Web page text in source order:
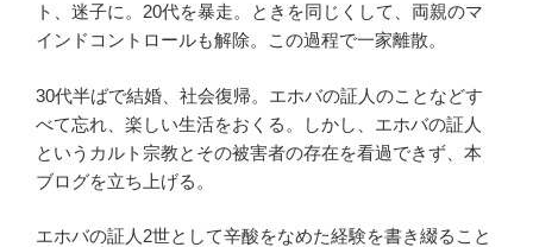
ト、迷子に。20代を暴走。ときを同じくして、両親のマ
インドコントロールも解除。この過程で一家離散。
30代半ばで結婚、社会復帰。エホバの証人のことなどす
べて忘れ、楽しい生活をおくる。しかし、エホバの証人
というカルト宗教とその被害者の存在を看過できず、本
ブログを立ち上げる。
エホバの証人2世として辛酸をなめた経験を書き綴ること